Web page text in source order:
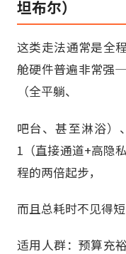
坦布尔）
这类走法通常是全
舱硬件普遍非常强
（全平躺、
吧台、甚至淋浴）
1（直接通道+高隐
程的两倍起步，
而且总耗时不见得
适用人群：预算充